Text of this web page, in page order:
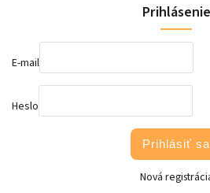
Prihlásenie
E-mail
Heslo
Prihlásiť sa
Nová